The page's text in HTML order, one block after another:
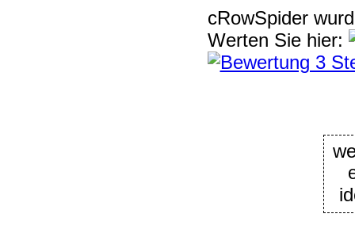
cRowSpider
Werten Sie hier: